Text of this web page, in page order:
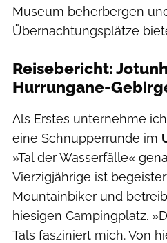
Museum beherbergen
Übernachtungsplätze
Reisebericht:
Hurrungane-
Als Erstes unternehme
eine Schnupperrunde im
»Tal der Wasserfälle«
Vierzigjährige ist
Mountainbiker und
hiesigen Campingplatz.
Tals fasziniert mich. Von